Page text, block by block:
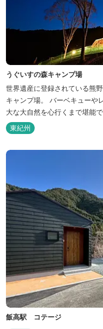
うぐいすの森キャンプ場
世界遺産に登録されている熊
キャンプ場。 バーベキューや
大な大自然を心行くまで堪能で
東紀州
飯高駅 コテージ